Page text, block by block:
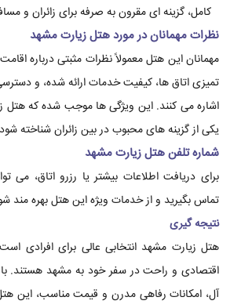
کامل، گزینه ای مقرون به صرفه برای زائران و
نظرات مهمانان در مورد هتل زیارت مشهد
مهمانان این هتل معمولاً نظرات مثبتی درباره
تمیزی اتاق ها، کیفیت خدمات ارائه شده، و
اشاره می کنند. این ویژگی ها موجب شده که هتل
یکی از گزینه های محبوب در بین زائران شناخته
شماره تلفن هتل زیارت مشهد
برای دریافت اطلاعات بیشتر یا رزرو اتاق، می
تماس بگیرید و از خدمات ویژه این هتل بهره مند
نتیجه گیری
هتل زیارت مشهد انتخابی عالی برای افرادی
اقتصادی و راحت در سفر خود به مشهد هستند.
آل، امکانات رفاهی مدرن و قیمت مناسب، این